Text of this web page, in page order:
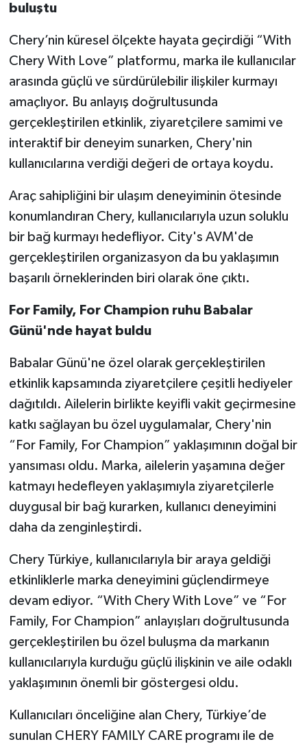
buluştu
Chery’nin küresel ölçekte hayata geçirdiği “With
Chery With Love” platformu, marka ile kullanıcılar
arasında güçlü ve sürdürülebilir ilişkiler kurmayı
amaçlıyor. Bu anlayış doğrultusunda
gerçekleştirilen etkinlik, ziyaretçilere samimi ve
interaktif bir deneyim sunarken, Chery'nin
kullanıcılarına verdiği değeri de ortaya koydu.
Araç sahipliğini bir ulaşım deneyiminin ötesinde
konumlandıran Chery, kullanıcılarıyla uzun soluklu
bir bağ kurmayı hedefliyor. City's AVM'de
gerçekleştirilen organizasyon da bu yaklaşımın
başarılı örneklerinden biri olarak öne çıktı.
For Family, For Champion ruhu Babalar
Günü'nde hayat buldu
Babalar Günü'ne özel olarak gerçekleştirilen
etkinlik kapsamında ziyaretçilere çeşitli hediyeler
dağıtıldı. Ailelerin birlikte keyifli vakit geçirmesine
katkı sağlayan bu özel uygulamalar, Chery'nin
“For Family, For Champion” yaklaşımının doğal bir
yansıması oldu. Marka, ailelerin yaşamına değer
katmayı hedefleyen yaklaşımıyla ziyaretçilerle
duygusal bir bağ kurarken, kullanıcı deneyimini
daha da zenginleştirdi.
Chery Türkiye, kullanıcılarıyla bir araya geldiği
etkinliklerle marka deneyimini güçlendirmeye
devam ediyor. “With Chery With Love” ve “For
Family, For Champion” anlayışları doğrultusunda
gerçekleştirilen bu özel buluşma da markanın
kullanıcılarıyla kurduğu güçlü ilişkinin ve aile odaklı
yaklaşımının önemli bir göstergesi oldu.
Kullanıcıları önceliğine alan Chery, Türkiye’de
sunulan CHERY FAMILY CARE programı ile de